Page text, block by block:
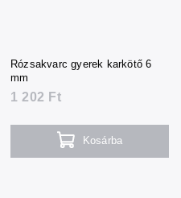
Rózsakvarc gyerek karkötő 6
mm
1 202 Ft
Kosárba